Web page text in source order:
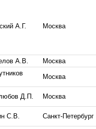
А.Г. Москва
А.В. Москва
Москва
Д.П. Москва
С.В. Санкт-Петербург